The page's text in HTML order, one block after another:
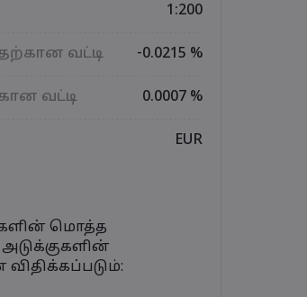
1:200
வட்டி -0.0215 %
வட்டி 0.0007 %
EUR
மொத்த